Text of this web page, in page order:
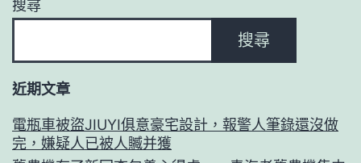
搜尋
搜尋
近期文章
電瓶車被盜JIUYI俱意豪宅設計，報警人筆錄還沒做
完，嫌疑人已被人贓并獲